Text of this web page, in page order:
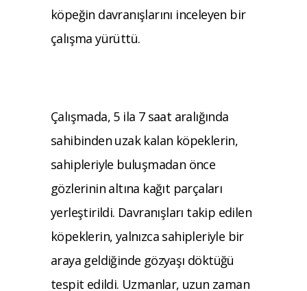
köpeğin davranışlarını inceleyen bir
çalışma yürüttü.
Çalışmada, 5 ila 7 saat aralığında
sahibinden uzak kalan köpeklerin,
sahipleriyle buluşmadan önce
gözlerinin altına kağıt parçaları
yerleştirildi. Davranışları takip edilen
köpeklerin, yalnızca sahipleriyle bir
araya geldiğinde gözyaşı döktüğü
tespit edildi. Uzmanlar, uzun zaman